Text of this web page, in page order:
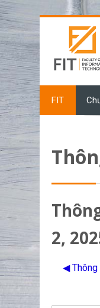
Chuyển tới nội dung chính
FIT
2,
◀︎ Thông